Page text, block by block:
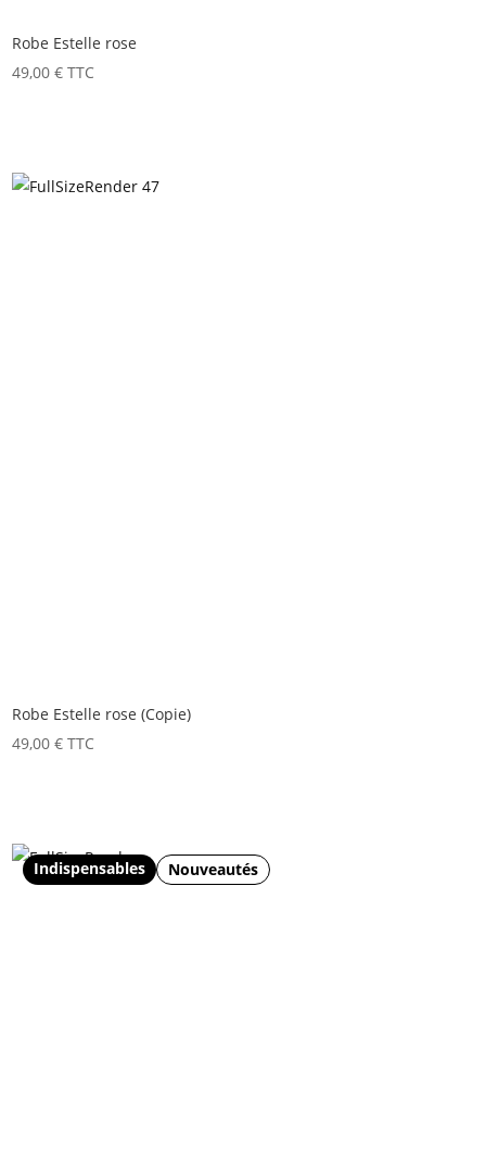
Robe Estelle rose
49,00€ TTC
Robe Estelle rose (Copie)
49,00€ TTC
Indispensables Nouveautés